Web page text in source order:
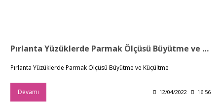
Pırlanta Yüzüklerde Parmak Ölçüsü Büyütme ve Küçültme
Pırlanta Yüzüklerde Parmak Ölçüsü Büyütme ve Küçültme
Devamı 12/04/2022 16:56